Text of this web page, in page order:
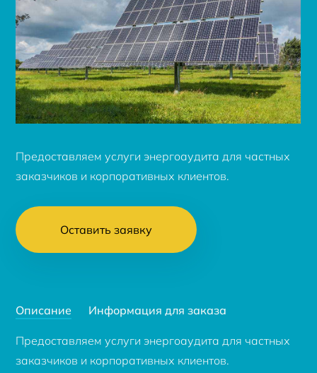
Предоставляем услуги энергоаудита для частных
заказчиков и корпоративных клиентов.
Оставить заявку
Описание Информация для заказа
Предоставляем услуги энергоаудита для частных
заказчиков и корпоративных клиентов.